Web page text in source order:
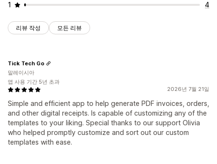
1
4
리뷰 작성 모든 리뷰
2026년 7월 21일
Simple and efficient app to help generate PDF invoices, orders,
and other digital receipts. Is capable of customizing any of the
templates to your liking. Special thanks to our support Olivia
who helped promptly customize and sort out our custom
templates with ease.
Tick Tech Go
말레이시아
앱 사용 기간 5년 초과